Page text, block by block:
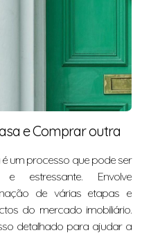
e Comprar outra
um processo que pode ser
e estressante. Envolve
de várias etapas e
do mercado imobiliário.
detalhado para ajudar a